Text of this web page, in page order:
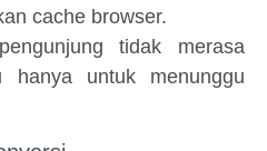
cache browser.
tidak merasa
hanya untuk menunggu